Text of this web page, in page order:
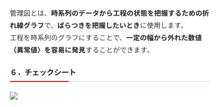
管理図とは、 時系列のデータから工程の状態を把握するための折
れ線グラフで、 ばらつきを把握したいときに使用します。
工程を時系列のグラフにすることで、 一定の幅から外れた数値
（異常値）を容易に発見することができます。
６．チェックシート